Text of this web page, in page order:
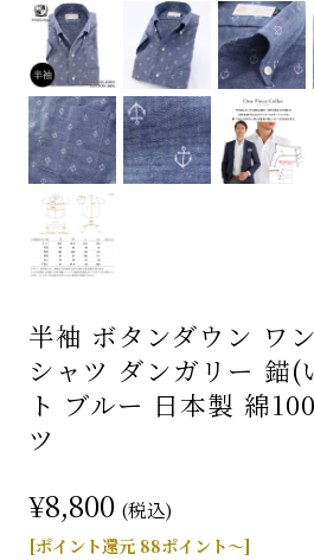
半袖 ボタンダウン ワ
シャツ ダンガリー 錨(
ト ブルー 日本製 綿
ツ
¥8,800 (税込)
[ポイント還元 88ポイント～]